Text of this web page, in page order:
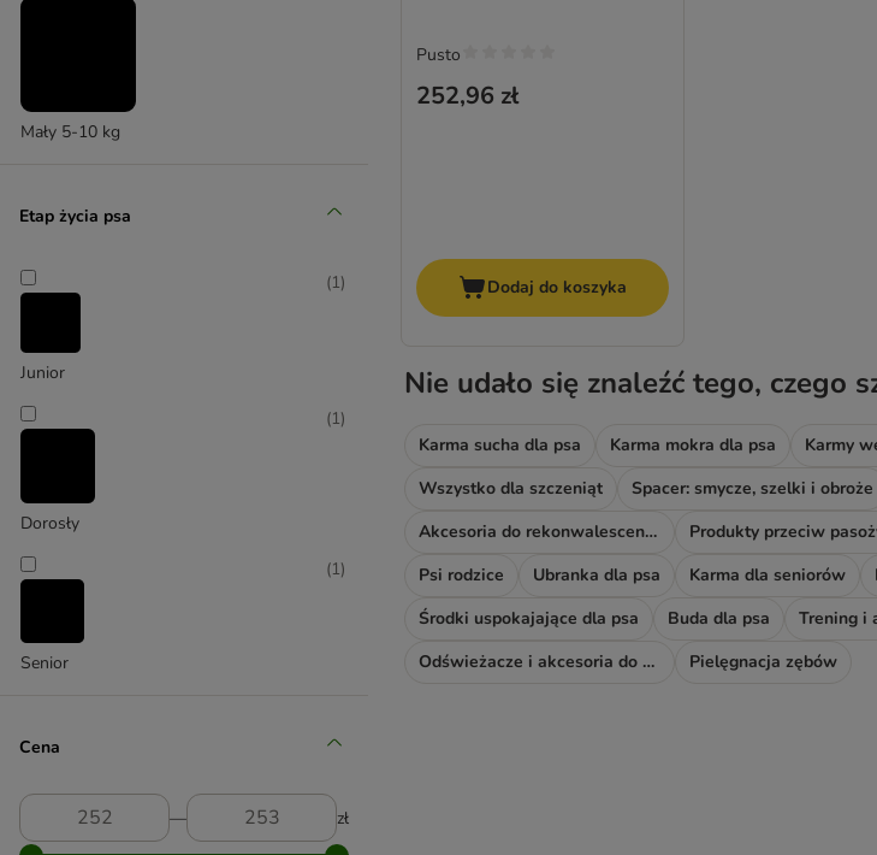
Ferplast
Kerbl
Nomad Tales
Mały 5-10 kg
Etap życia psa
Junior
(1)
Dorosły
(1)
Senior
(1)
Cena
― zł
252,96 zł
Pusto
Dodaj do koszyka
Nie udało się znaleźć tego, czego
Karma sucha dla psa Karma mokra dla psa Karmy
Wszystko dla szczeniąt
Spacer: smycze, szelki i obroże
Akcesoria do rekonwalescencji
Produkty przeciw
Psi rodzice
Ubranka dla psa Karma dla seniorów
Środki uspokajające dla psa
Buda dla psa Trening i
Odświeżacze i akcesoria do sprzątania
Pielęgnacja zębów